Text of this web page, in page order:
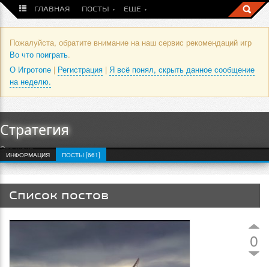
ГЛАВНАЯ ПОСТЫ ЕЩЕ
Пожалуйста, обратите внимание на наш сервис рекомендаций игр
Во что поиграть.
О Игротопе | Регистрация | Я всё понял, скрыть данное сообщение
на неделю.
Стратегия
Это жанр
ИНФОРМАЦИЯ ПОСТЫ [661]
Список постов
0